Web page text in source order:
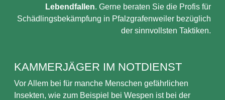
Lebendfallen. Gerne beraten Sie die Profis für
Schädlingsbekämpfung in Pfalzgrafenweiler bezüglich
der sinnvollsten Taktiken.
KAMMERJÄGER IM NOTDIENST
Vor Allem bei für manche Menschen gefährlichen
Insekten, wie zum Beispiel bei Wespen ist bei der